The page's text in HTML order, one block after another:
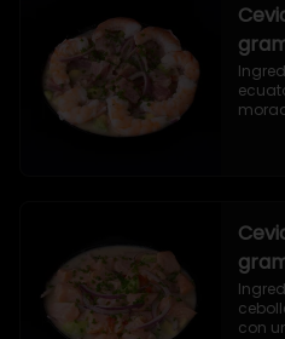
con